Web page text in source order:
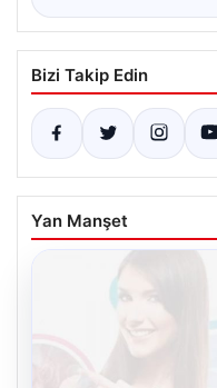
Bizi Takip Edin
Yan Manşet